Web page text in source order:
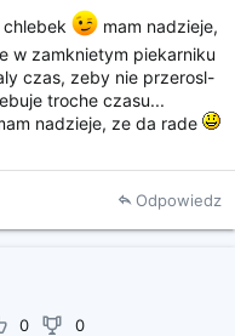
mam nadzieje,
w zamknietym piekarniku
czas, zeby nie przerosl-
troche czasu...
nadzieje, ze da rade
Odpowiedz
0 0